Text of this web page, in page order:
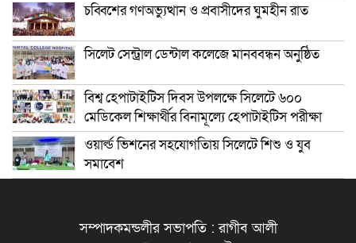
চব্বিশের গণঅভ্যুত্থান ও প্রবাসীদের ঘুমহীন রাত
সিলেট সেন্ট্রাল ডেন্টাল কলেজে মানববন্ধন অনুষ্ঠিত
বিশ্ব হেপাটাইটিস দিবস উপলক্ষে সিলেটে ৬০০
মেডিকেল শিক্ষার্থীর বিনামূল্যে হেপাটাইটিস পরীক্ষা
ওয়ার্ল্ড ভিশনের সহযোগতিায় সিলেটে শিশু ও যুব
সমাবেশ
সম্পাদকমন্ডলীর সভাপতি : রাগীব আলী